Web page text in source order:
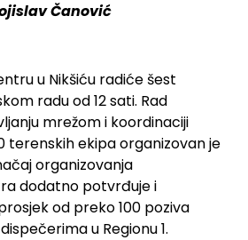
Čanović
u Nikšiću radiće šest
radu od 12 sati. Rad
mrežom i koordinaciji
terenskih ekipa organizovan je
organizovanja
dodatno potvrđuje i
od preko 100 poziva
u Regionu 1.